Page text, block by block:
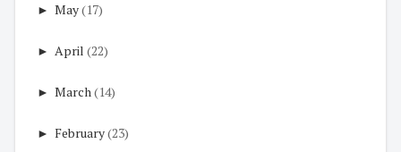
► May(17)
► April (22)
► March(14)
► February(23)